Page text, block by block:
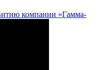
компании «Гамма-